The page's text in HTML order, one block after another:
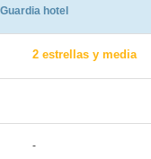
hotel
2 estrellas y media
-